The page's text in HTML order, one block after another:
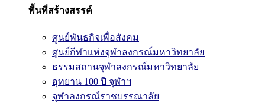
พื้นที่สร้างสรรค์
ศูนย์พันธกิจเพื่อสังคม
ศูนย์กีฬาแห่งจุฬาลงกรณ์มหาวิทยาลัย
ธรรมสถานจุฬาลงกรณ์มหาวิทยาลัย
อุทยาน 100 ปี จุฬาฯ
จุฬาลงกรณ์ราชบรรณาลัย